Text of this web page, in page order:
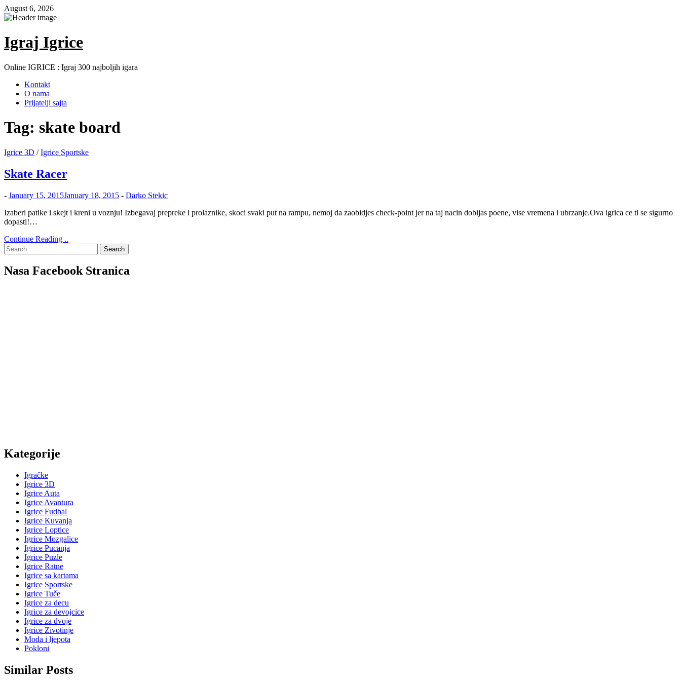
Skip
to
August 6, 2026
Igraj Igrice
Online IGRICE : Igraj 300 najboljih igara
Kontakt
O nama
Prijatelji sajta
Tag: skate board
Igrice 3D /Igrice Sportske
Skate Racer
- January 15, 2015January 18, 2015 - Darko Stekic
Izaberi patike i skejt i kreni u voznju! Izbegavaj prepreke i prolaznike, skoci svaki put na rampu, nemoj da zaobidjes check-point jer na taj nacin dobijas poene, vise vremena i ubrzanje.Ova igrica ce ti se sigurno
dopasti!…
Continue Reading ..
Search
for:
Nasa Facebook Stranica
Kategorije
Igračke
Igrice 3D
Igrice Auta
Igrice Avantura
Igrice Fudbal
Igrice Kuvanja
Igrice Loptice
Igrice Mozgalice
Igrice Pucanja
Igrice Puzle
Igrice Ratne
Igrice sa kartama
Igrice Sportske
Igrice Tuče
Igrice za decu
Igrice za devojcice
Igrice za dvoje
Igrice Zivotinje
Moda i ljepota
Pokloni
Similar Posts